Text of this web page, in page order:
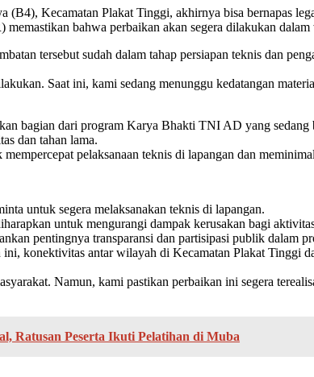
(B4), Kecamatan Plakat Tinggi, akhirnya bisa bernapas
bahwa perbaikan akan segera dilakukan
tersebut sudah dalam tahap persiapan teknis dan
Saat ini, kami sedang menunggu kedatangan
bagian dari program Karya Bhakti TNI AD yang
dan tahan lama.
pelaksanaan teknis di lapangan dan
untuk segera melaksanakan teknis di lapangan.
untuk mengurangi dampak kerusakan bagi
pentingnya transparansi dan partisipasi publik dalam
konektivitas antar wilayah di Kecamatan Plakat Tinggi
Namun, kami pastikan perbaikan ini segera
Ratusan Peserta Ikuti Pelatihan di Muba